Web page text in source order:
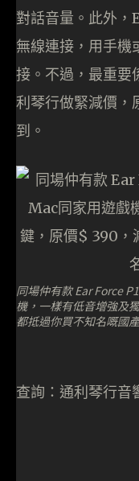
對話音量。此外
無線連接，用手機
接。不過，最重要
利琴行做緊減價
到。
同場仲有款 Ear Force
機，一樣有低音增強及
都抵過你買不知名嘅國
查詢：通利琴行音